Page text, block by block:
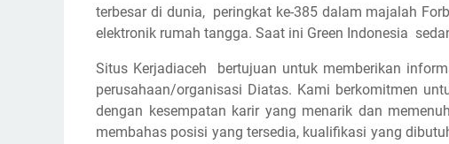
terbesar di dunia, peringkat ke-385 dalam majalah
elektronik rumah tangga. Saat ini Green Indonesia
Situs Kerjadiaceh bertujuan untuk memberikan
perusahaan/organisasi Diatas. Kami berkomitmen
dengan kesempatan karir yang menarik dan
membahas posisi yang tersedia, kualifikasi yang